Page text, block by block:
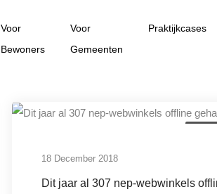
Voor
Bewoners
Voor
Gemeenten
Praktijkcases
18 December 2018
Dit jaar al 307 nep-webwinkels